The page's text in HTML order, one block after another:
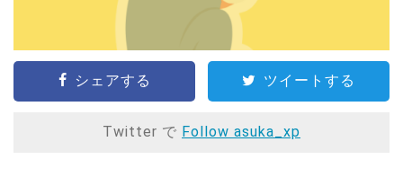
シェアする ツイートする
Twitter で Follow asuka_xp